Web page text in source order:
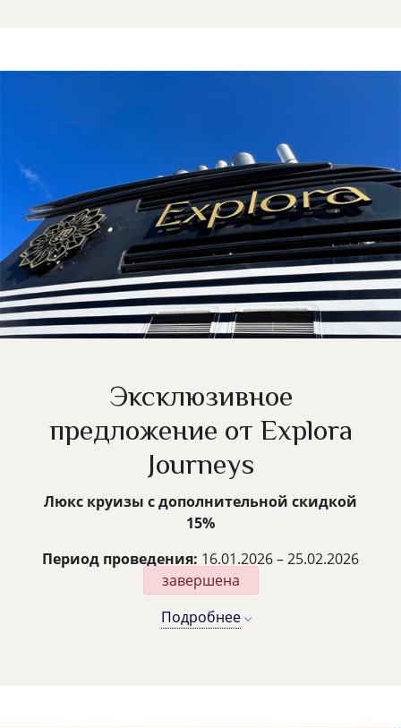
Эксклюзивное
предложение от Explora
Journeys
Люкс круизы с дополнительной скидкой
15%
Период проведения: 16.01.2026 – 25.02.2026
завершена
Подробнее